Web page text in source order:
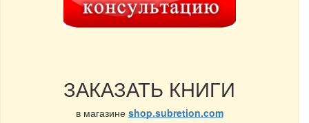
ЗАКАЗАТЬ КНИГИ
в магазине shop.subretion.com